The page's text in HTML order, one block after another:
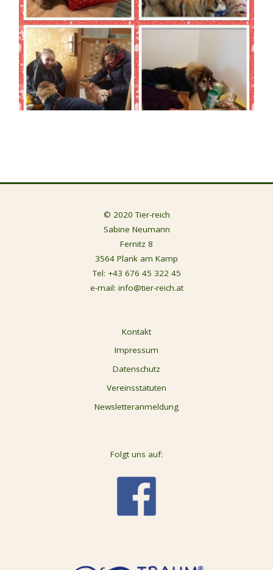
© 2020 Tier-reich
Sabine Neumann
Fernitz 8
3564 Plank am Kamp
Tel: +43 676 45 322 45
e-mail: info@tier-reich.at
Kontakt
Impressum
Datenschutz
Vereinsstatuten
Newsletteranmeldung
Folgt uns auf: